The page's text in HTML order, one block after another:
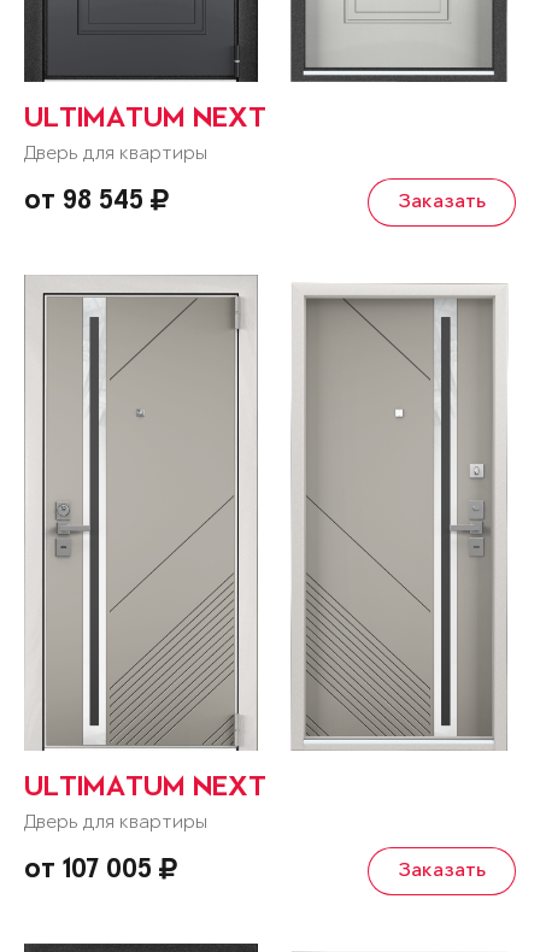
ULTIMATUM NEXT
Дверь для квартиры
от 98 545 Заказать
ULTIMATUM NEXT
Дверь для квартиры
от 107 005 Заказать